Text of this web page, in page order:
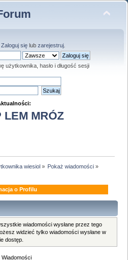
Zaloguj sięlub zarejestruj.
użytkownika, hasło i długość sesji
LEM MRÓZ
wiesiol» Pokaż wiadomości»
o Profilu
wiadomości wysłane przez tego
widzieć tylko wiadomości wysłane w
dostęp.
Wiadomości